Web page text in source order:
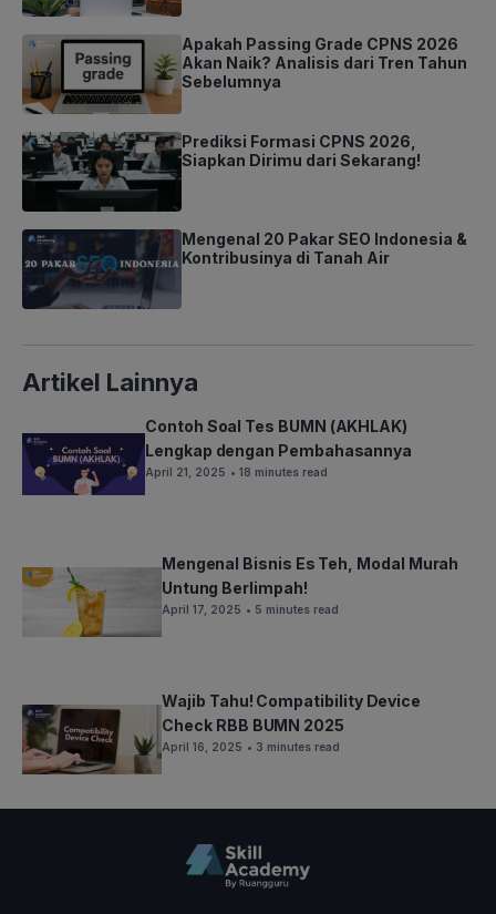
Apakah Passing Grade CPNS 2026
Akan Naik? Analisis dari Tren Tahun
Sebelumnya
Prediksi Formasi CPNS 2026,
Siapkan Dirimu dari Sekarang!
Mengenal 20 Pakar SEO Indonesia &
Kontribusinya di Tanah Air
Artikel Lainnya
Contoh Soal Tes BUMN (AKHLAK)
Lengkap dengan Pembahasannya
April 21, 2025 • 18 minutes read
Mengenal Bisnis Es Teh, Modal Murah
Untung Berlimpah!
April 17, 2025 • 5 minutes read
Wajib Tahu! Compatibility Device
Check RBB BUMN 2025
April 16, 2025 • 3 minutes read